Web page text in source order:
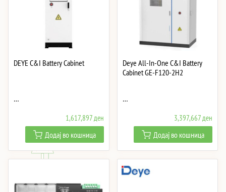
DEYE C&I Battery Cabinet
…
1,617,897ден
Додај во кошница
Deye All-In-One C&I Battery
Cabinet GE-F120-2H2
…
3,397,667ден
Додај во кошница